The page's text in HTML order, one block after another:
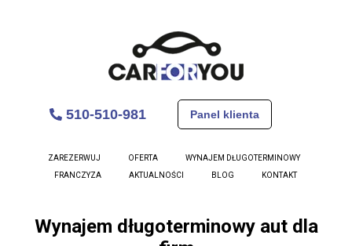
510-510-981 Panel klienta
ZAREZERWUJ OFERTA
WYNAJEM DŁUGOTERMINOWY
FRANCZYZA
AKTUALNOŚCI BLOG KONTAKT
Wynajem długoterminowy aut dla